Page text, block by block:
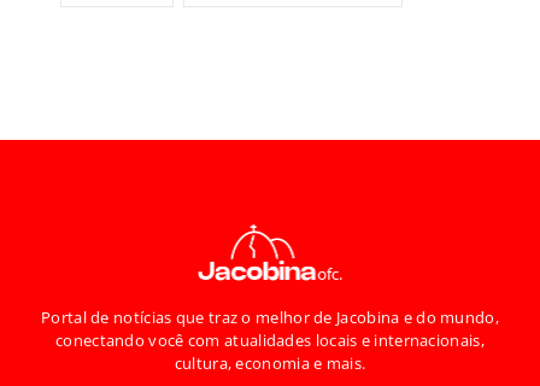
Portal de notícias que traz o melhor de Jacobina e do mundo,
conectando você com atualidades locais e internacionais,
cultura, economia e mais.